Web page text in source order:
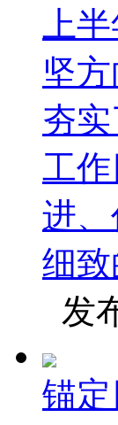
上
坚
夯
工
进
细
发
锚